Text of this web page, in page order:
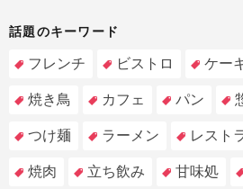
話題のキーワード
フレンチ ビストロ ケー
焼き鳥 カフェ パン
つけ麺 ラーメン レスト
焼肉 立ち飲み 甘味処